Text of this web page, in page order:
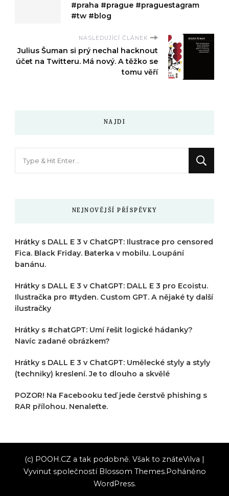
#praha #prague #praguestagram
#tw #blog
NASLEDUJÍCÍ ČLÁNEK
Julius Šuman si prý nechal hacknout
účet na Twitteru. Má nový. A těžko se
tomu věří
NAJDI
NEJNOVĚJŠÍ PŘÍSPĚVKY
Hrátky s DALL E 3 v ChatGPT: Ilustrace pro censored
Fica. Black Friday. Baterka v mobilu. Loupání
banánu.
Hrátky s DALL E 3 v ChatGPT: DALL E 3 pro Ecoistu.
Ilustračka pro #tyden. Custom GPT. A nějaké ty další
ilustračky
Hrátky s #chatGPT: Umí řešit logické hádanky?
Navíc zadané obrázkem?
Hrátky s DALL E 3 v ChatGPT: Umělecké styly a styly
(techniky) kreslení. Je to dlouho a skvělé
POZOR! Na Facebooku teď jede čerstvě phishing s
RAR přílohou. Nenaleťte.
(c) POOH.CZ a tak podobně. Však to znáteVilva |
Vyvinut společností Blossom Themes.Poháněno
WordPress.